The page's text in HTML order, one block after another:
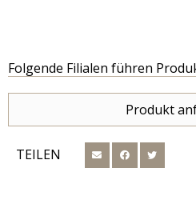
Folgende Filialen führen
Produkt
TEILEN